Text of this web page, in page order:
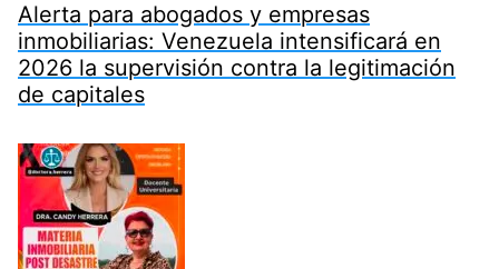
Alerta para abogados y empresas
inmobiliarias: Venezuela intensificará en
2026 la supervisión contra la legitimación
de capitales